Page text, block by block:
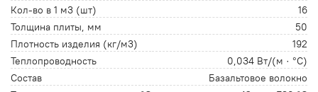
Кол-во в 1 м3 (шт)
16
Толщина плиты, мм
50
Плотность изделия (кг/м3)
192
Теплопроводность
0,034 Вт/(м · °С)
Состав
Базальтовое волокно